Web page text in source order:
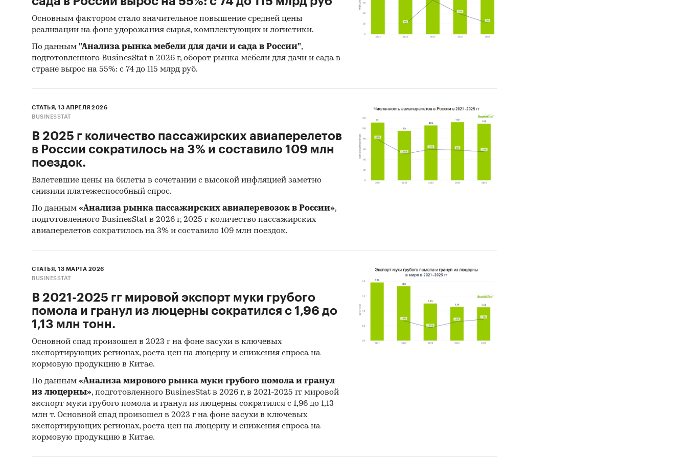
позволит уменьшить давление на ликвидность бюджета. По нашей
оценке, объем облигационных размещений в 2021-м будет более
чем в 2 раза выше показателя предыдущего года. Мы ожидаем
роста долговой нагрузки до 29 % ННД и сокращения объема
трансфертов до 15 % по итогам 2021 года.
Основным фактором стало значительное повышение средней цены
реализации на фоне удорожания сырья, комплектующих и логистики.
По данным "Анализа рынка мебели для дачи и сада в России",
подготовленного BusinesStat в 2026 г, оборот рынка мебели для дачи и сада в
стране вырос на 55%: с 74 до 115 млрд руб.
СТАТЬЯ, 13 АПРЕЛЯ 2026
BUSINESSTAT
В 2025 г количество пассажирских авиаперелетов
в России сократилось на 3% и составило 109 млн
поездок.
Взлетевшие цены на билеты в сочетании с высокой инфляцией заметно
снизили платежеспособный спрос.
По данным «Анализа рынка пассажирских авиаперевозок в России»,
подготовленного BusinesStat в 2026 г, 2025 г количество пассажирских
авиаперелетов сократилось на 3% и составило 109 млн поездок.
СТАТЬЯ, 13 МАРТА 2026
BUSINESSTAT
В 2021-2025 гг мировой экспорт муки грубого
помола и гранул из люцерны сократился с 1,96 до
1,13 млн тонн.
Основной спад произошел в 2023 г на фоне засухи в ключевых
экспортирующих регионах, роста цен на люцерну и снижения спроса на
кормовую продукцию в Китае.
По данным «Анализа мирового рынка муки грубого помола и гранул
из люцерны», подготовленного BusinesStat в 2026 г, в 2021-2025 гг мировой
экспорт муки грубого помола и гранул из люцерны сократился с 1,96 до 1,13
млн т. Основной спад произошел в 2023 г на фоне засухи в ключевых
экспортирующих регионах, роста цен на люцерну и снижения спроса на
кормовую продукцию в Китае.